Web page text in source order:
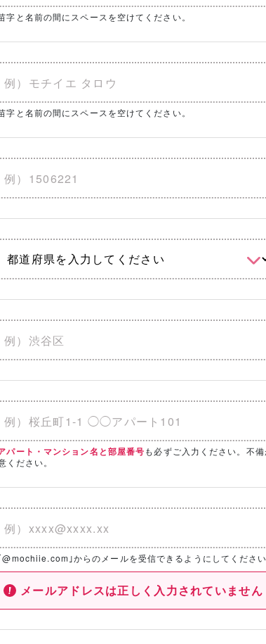
字と名前の間にスペースを空けてください。
字と名前の間にスペースを空けてください。
パート・マンション名と部屋番号も必ずご入力ください。不
ください。
@mochiie.com｣からのメールを受信できるようにしてください
メールアドレスは正しく入力されていません